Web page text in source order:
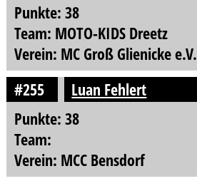
Punkte: 38
Team: MOTO-KIDS Dreetz
Verein: MC Groß Glienicke e.V.
#255
Luan Fehlert
Punkte: 38
Team:
Verein: MCC Bensdorf